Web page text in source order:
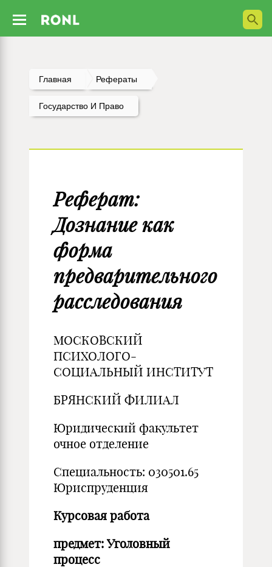
Главная Рефераты
Государство И Право
Реферат:
Дознание как
форма
предварительного
расследования
МОСКОВСКИЙ
ПСИХОЛОГО-
СОЦИАЛЬНЫЙ ИНСТИТУТ
БРЯНСКИЙ ФИЛИАЛ
Юридический факультет
очное отделение
Специальность: 030501.65
Юриспруденция
Курсовая работа
предмет: Уголовный
процесс